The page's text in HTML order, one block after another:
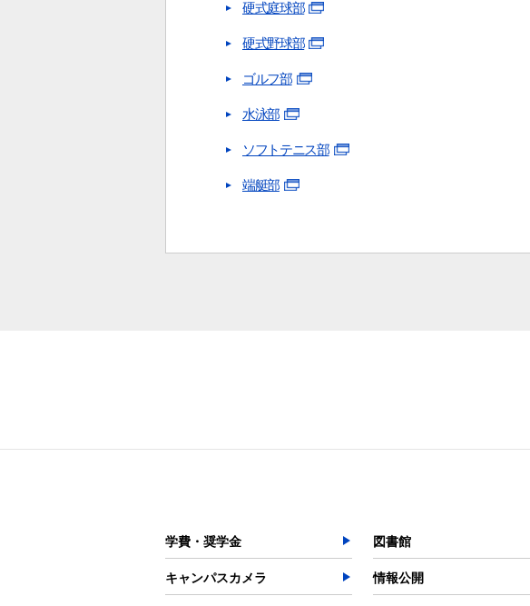
硬式庭球部
硬式野球部
ゴルフ部
水泳部
ソフトテニス部
端艇部
学費・奨学金 図書館
キャンパスカメラ 情報公開